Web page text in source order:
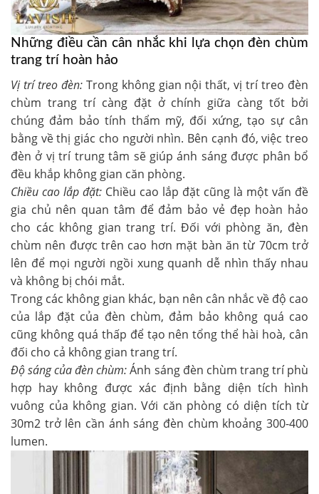
Những điều cần cân nhắc khi lựa chọn đèn chùm
trang trí hoàn hảo
Vị trí treo đèn:Trong không gian nội thất, vị trí treo đèn
chùm trang trí càng đặt ở chính giữa càng tốt bởi
chúng đảm bảo tính thẩm mỹ, đối xứng, tạo sự cân
bằng về thị giác cho người nhìn. Bên cạnh đó, việc treo
đèn ở vị trí trung tâm sẽ giúp ánh sáng được phân bổ
đều khắp không gian căn phòng.
Chiều cao lắp đặt: Chiều cao lắp đặt cũng là một vấn đề
gia chủ nên quan tâm để đảm bảo vẻ đẹp hoàn hảo
cho các không gian trang trí. Đối với phòng ăn, đèn
chùm nên được trên cao hơn mặt bàn ăn từ 70cm trở
lên để mọi người ngồi xung quanh dễ nhìn thấy nhau
và không bị chói mắt.
Trong các không gian khác, bạn nên cân nhắc về độ cao
của lắp đặt của đèn chùm, đảm bảo không quá cao
cũng không quá thấp để tạo nên tổng thể hài hoà, cân
đối cho cả không gian trang trí.
Độ sáng của đèn chùm:Ánh sáng đèn chùm trang trí phù
hợp hay không được xác định bằng diện tích hình
vuông của không gian. Với căn phòng có diện tích từ
30m2 trở lên cần ánh sáng đèn chùm khoảng 300-400
lumen.